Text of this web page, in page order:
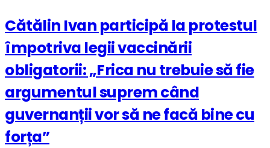
Cătălin Ivan participă la protestul
împotriva legii vaccinării
obligatorii: „Frica nu trebuie să fie
argumentul suprem când
guvernanții vor să ne facă bine cu
forța”